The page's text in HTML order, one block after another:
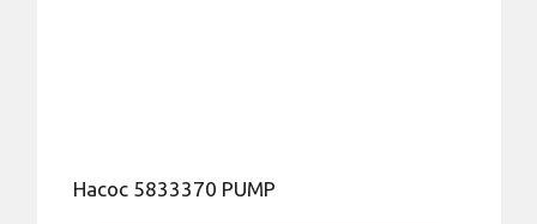
Насос 5833370 PUMP